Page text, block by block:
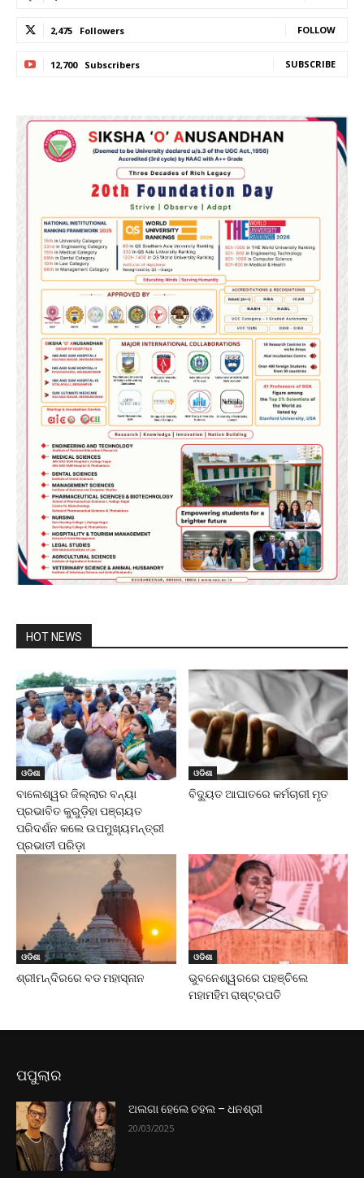
2,475 Followers FOLLOW
12,700 Subscribers SUBSCRIBE
HOT NEWS
ଓଡିଶା
ବାଲେଶ୍ୱର ଜିଲ୍ଲାର ବନ୍ୟା
ପ୍ରଭାବିତ କୁରୁଡ଼ିହା ପଞ୍ଚାୟତ
ପରିଦର୍ଶନ କଲେ ଉପମୁଖ୍ୟମନ୍ତ୍ରୀ
ପ୍ରଭାତୀ ପରିଡ଼ା
ଓଡିଶା
ବିଦ୍ୟୁତ ଆଘାତରେ କର୍ମଚାରୀ ମୃତ
ଓଡିଶା
ଶ୍ରୀମନ୍ଦିରରେ ବଡ ମହାସ୍ନାନ
ଓଡିଶା
ଭୁବନେଶ୍ୱରରେ ପହଞ୍ଚିଲେ
ମହାମହିମ ରାଷ୍ଟ୍ରପତି
ପପୁଲାର
ଅଲଗା ହେଲେ ଚହଲ – ଧନଶ୍ରୀ
20/03/2025